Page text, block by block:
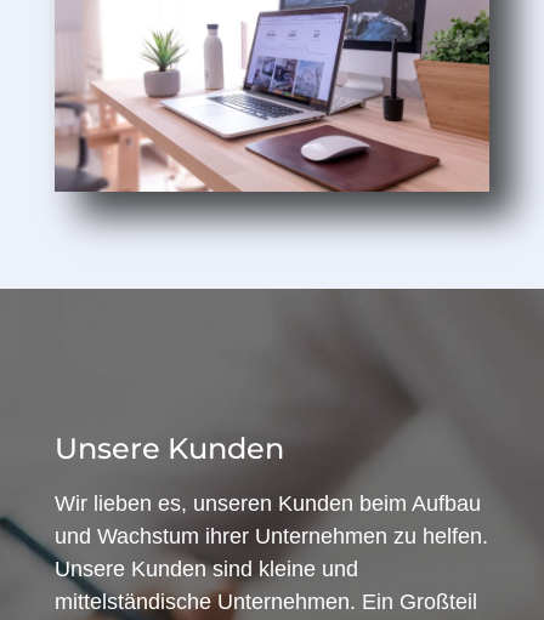
Unsere Kunden
Wir lieben es, unseren Kunden beim Aufbau
und Wachstum ihrer Unternehmen zu helfen.
Unsere Kunden sind kleine und
mittelständische Unternehmen. Ein Großteil